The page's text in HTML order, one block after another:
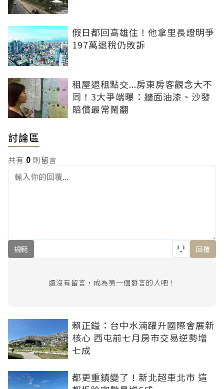
假日都回高雄住！他拿里長證明爭
197萬退稅仍敗訴
租屋退租點交...房東房客觀念大不
同！3大爭端曝：牆面油漆、沙發
賠償最常鬧翻
討論區
共有 0 則留言
規範 回覆
還沒有留言，成為第一個發言的人吧！
賴正鎰：台中水湳躍升國際會展新
核心 西屯前七月房市交易逆勢增
七成
都更重鎮變了！新北超車北市 這